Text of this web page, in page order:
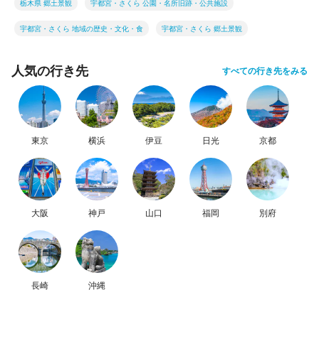
栃木県 郷土景観 宇都宮・さくら 公園・名所旧跡・公共施設
宇都宮・さくら 地域の歴史・文化・食 宇都宮・さくら 郷土景観
人気の行き先 すべての行き先をみる
東京 横浜 伊豆 日光 京都
大阪 神戸 山口 福岡 別府
長崎 沖縄